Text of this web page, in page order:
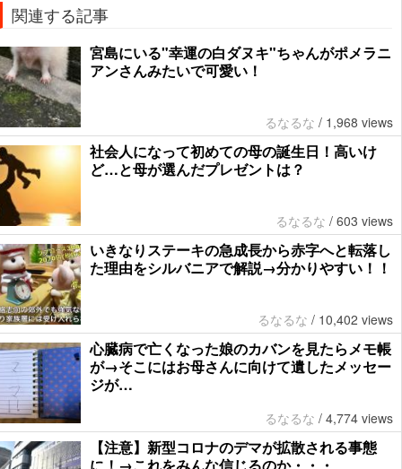
関連する記事
宮島にいる"幸運の白ダヌキ"ちゃんがポメラニ
アンさんみたいで可愛い！
るなるな / 1,968 views
社会人になって初めての母の誕生日！高いけ
ど…と母が選んだプレゼントは？
るなるな / 603 views
いきなりステーキの急成長から赤字へと転落し
た理由をシルバニアで解説→分かりやすい！！
るなるな / 10,402 views
心臓病で亡くなった娘のカバンを見たらメモ帳
が→そこにはお母さんに向けて遺したメッセー
ジが…
るなるな / 4,774 views
【注意】新型コロナのデマが拡散される事態
に！→これをみんな信じるのか・・・